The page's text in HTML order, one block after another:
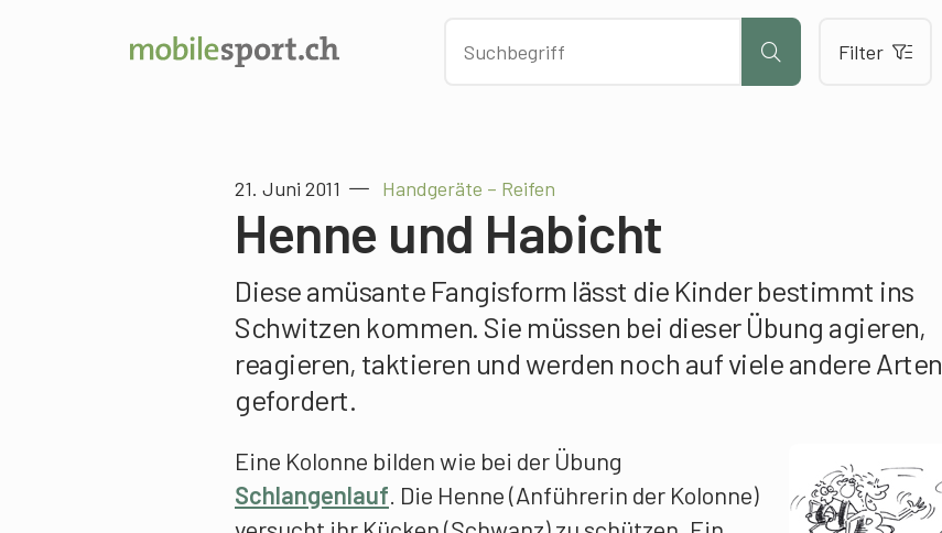
Filter
21. Juni 2011 Handgeräte – Reifen
Henne und Habicht
Diese amüsante Fangisform lässt die Kinder bestimmt ins
Schwitzen kommen. Sie müssen bei dieser Übung agieren,
reagieren, taktieren und werden noch auf viele andere Arten
gefordert.
Eine Kolonne bilden wie bei der Übung
Schlangenlauf . Die Henne (Anführerin der Kolonne)